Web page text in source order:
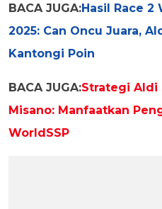
BACA JUGA:Hasil Race 2
2025: Can Oncu Juara,
Kantongi Poin
BACA JUGA:Strategi Aldi
Misano: Manfaatkan
WorldSSP